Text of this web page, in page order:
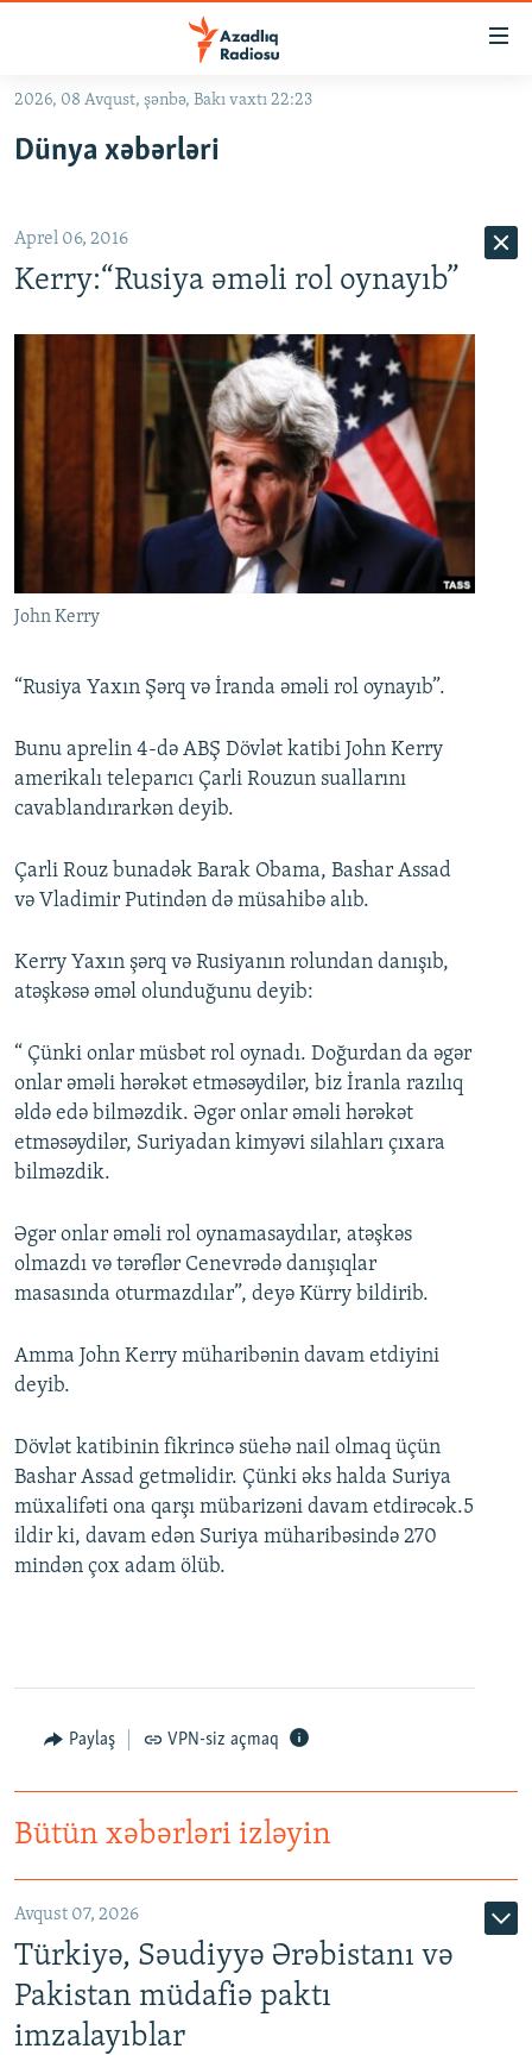
Əsas
qayıt
qayıt
Axtarışa
#İZAHLA
#ƏSLINDƏ
FƏRQƏ BAX
QANUNI DOĞRU
KARIKATURA
RADIO ARXIV
AZƏRBAYCAN ƏDƏBIYYATI KITABXANASI
İSLAM VƏ DEMOKRATIYA
HAQQIMIZDA
PEŞƏ ETIKASI VƏ JURNALISTIKA STANDARTLARIMIZ
AZADLIQRADIOSU MOBIL TELEFONUNUZDA
XƏBƏR BÜLLETENLƏRIMIZ
RFE/RL-in bütün saytları
2026, 08 Avqust, şənbə, Bakı vaxtı 22:23
Dünya xəbərləri
Aprel 06, 2016
Kerry:“Rusiya əməli rol oynayıb”
John Kerry
“Rusiya Yaxın Şərq və İranda əməli rol oynayıb”.
Bunu aprelin 4-də ABŞ Dövlət katibi John Kerry
amerikalı teleparıcı Çarli Rouzun suallarını
cavablandırarkən deyib.
Çarli Rouz bunadək Barak Obama, Bashar Assad
və Vladimir Putindən də müsahibə alıb.
Kerry Yaxın şərq və Rusiyanın rolundan danışıb,
atəşkəsə əməl olunduğunu deyib:
“ Çünki onlar müsbət rol oynadı. Doğurdan da əgər
onlar əməli hərəkət etməsəydilər, biz İranla razılıq
əldə edə bilməzdik. Əgər onlar əməli hərəkət
etməsəydilər, Suriyadan kimyəvi silahları çıxara
bilməzdik.
Əgər onlar əməli rol oynamasaydılar, atəşkəs
olmazdı və tərəflər Cenevrədə danışıqlar
masasında oturmazdılar”, deyə Kürry bildirib.
Amma John Kerry müharibənin davam etdiyini
deyib.
Dövlət katibinin fikrincə süehə nail olmaq üçün
Bashar Assad getməlidir. Çünki əks halda Suriya
müxalifəti ona qarşı mübarizəni davam etdirəcək.5
ildir ki, davam edən Suriya müharibəsində 270
mindən çox adam ölüb.
Paylaş VPN-siz açmaq
Bütün xəbərləri izləyin
Avqust 07, 2026
Türkiyə, Səudiyyə Ərəbistanı və
Pakistan müdafiə paktı
imzalayıblar